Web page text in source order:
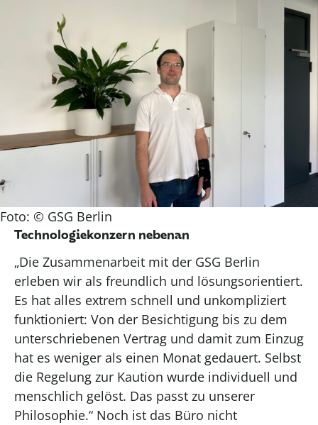
Foto: © GSG Berlin
Technologiekonzern nebenan
„Die Zusammenarbeit mit der GSG Berlin
erleben wir als freundlich und lösungsorientiert.
Es hat alles extrem schnell und unkompliziert
funktioniert: Von der Besichtigung bis zu dem
unterschriebenen Vertrag und damit zum Einzug
hat es weniger als einen Monat gedauert. Selbst
die Regelung zur Kaution wurde individuell und
menschlich gelöst. Das passt zu unserer
Philosophie.“ Noch ist das Büro nicht